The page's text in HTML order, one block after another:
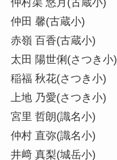
仲村渠 悠月(古蔵小)
仲田 馨(古蔵小)
赤嶺 百香(古蔵小)
太田 陽世俐(さつき小)
稲福 秋花(さつき小)
上地 乃愛(さつき小)
宮里 哲朗(識名小)
仲村 直弥(識名小)
井﨑 真梨(城岳小)